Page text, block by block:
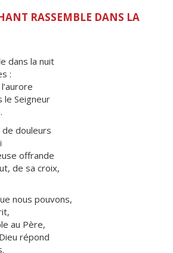
RASSEMBLE DANS LA
dans la nuit
:
le Seigneur
de douleurs
offrande
de sa croix,
nous pouvons,
au Père,
répond